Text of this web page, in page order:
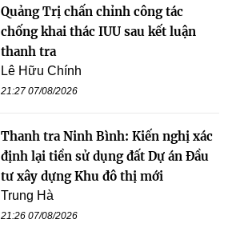
Quảng Trị chấn chỉnh công tác
chống khai thác IUU sau kết luận
thanh tra
Lê Hữu Chính
21:27 07/08/2026
Thanh tra Ninh Bình: Kiến nghị xác
định lại tiền sử dụng đất Dự án Đầu
tư xây dựng Khu đô thị mới
Trung Hà
21:26 07/08/2026